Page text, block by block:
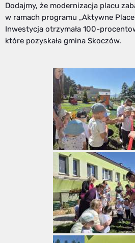
Dodajmy, że modernizacja placu
w ramach programu „Aktywne
Inwestycja otrzymała 100-
które pozyskała gmina Skoczów.